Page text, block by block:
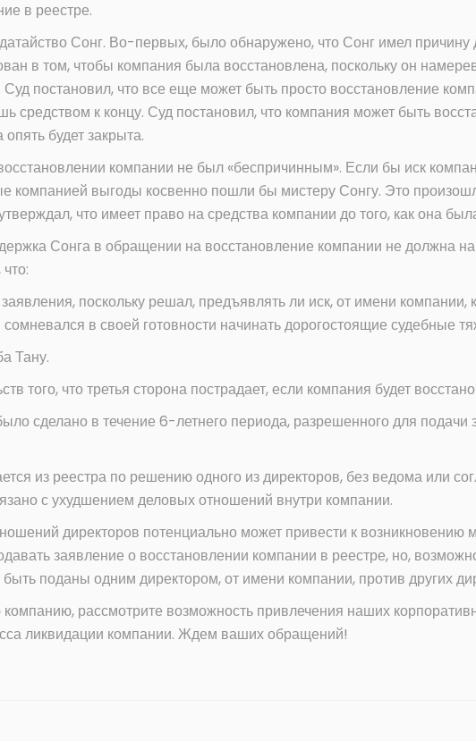
в реестре.
Сонг. Во-первых, было обнаружено, что Сонг имел причину
в том, чтобы компания была восстановлена, поскольку он
постановил, что все еще может быть просто восстановление
средством к концу. Суд постановил, что компания может быть
будет закрыта.
компании не был «беспричинным». Если бы иск
выгоды косвенно пошли бы мистеру Сонгу. Это
что имеет право на средства компании до того, как она
Сонга в обращении на восстановление компании не должна
поскольку решал, предъявлять ли иск, от имени компании,
в своей готовности начинать дорогостоящие судебные
Тану.
того, что третья сторона пострадает, если компания будет
сделано в течение 6-летнего периода, разрешенного для подачи
из реестра по решению одного из директоров, без ведома или
с ухудшением деловых отношений внутри компании.
директоров потенциально может привести к возникновению
заявление о восстановлении компании в реестре, но,
поданы одним директором, от имени компании, против других
рассмотрите возможность привлечения наших
ликвидации компании. Ждем ваших обращений!